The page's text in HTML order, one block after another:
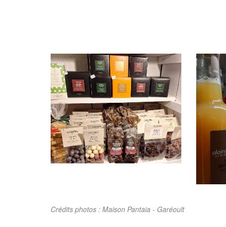
Crédits photos : Maison Pantaia - Garéoult